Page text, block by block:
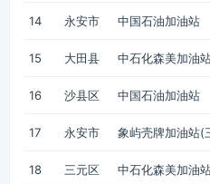
14 永安市 中国石油加油站
15 大田县 中石化森美加油
16 沙县区 中国石油加油站
17 永安市 象屿壳牌加油站(
18 三元区 中石化森美加油